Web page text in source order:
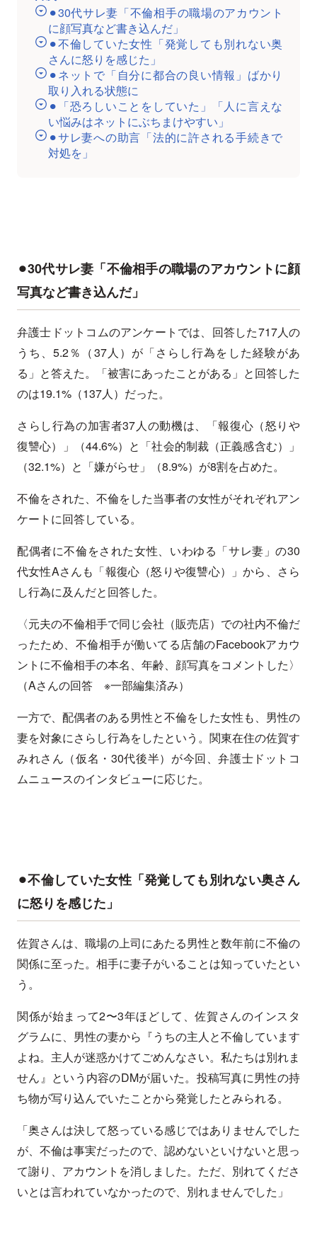
⚫︎30代サレ妻「不倫相手の職場のアカウント
に顔写真など書き込んだ」
⚫︎不倫していた女性「発覚しても別れない奥
さんに怒りを感じた」
⚫︎ネットで「自分に都合の良い情報」ばかり
取り入れる状態に
⚫︎「恐ろしいことをしていた」「人に言えな
い悩みはネットにぶちまけやすい」
⚫︎サレ妻への助言「法的に許される手続きで
対処を」
⚫︎30代サレ妻「不倫相手の職場のアカウントに顔
写真など書き込んだ」
弁護士ドットコムのアンケートでは、回答した717人の
うち、5.2％（37人）が「さらし行為をした経験があ
る」と答えた。「被害にあったことがある」と回答した
のは19.1%（137人）だった。
さらし行為の加害者37人の動機は、「報復心（怒りや
復讐心）」（44.6%）と「社会的制裁（正義感含む）」
（32.1%）と「嫌がらせ」（8.9%）が8割を占めた。
不倫をされた、不倫をした当事者の女性がそれぞれアン
ケートに回答している。
配偶者に不倫をされた女性、いわゆる「サレ妻」の30
代女性Aさんも「報復心（怒りや復讐心）」から、さら
し行為に及んだと回答した。
〈元夫の不倫相手で同じ会社（販売店）での社内不倫だ
ったため、不倫相手が働いてる店舗のFacebookアカウ
ントに不倫相手の本名、年齢、顔写真をコメントした〉
（Aさんの回答 ※一部編集済み）
一方で、配偶者のある男性と不倫をした女性も、男性の
妻を対象にさらし行為をしたという。関東在住の佐賀す
みれさん（仮名・30代後半）が今回、弁護士ドットコ
ムニュースのインタビューに応じた。
⚫︎不倫していた女性「発覚しても別れない奥さん
に怒りを感じた」
佐賀さんは、職場の上司にあたる男性と数年前に不倫の
関係に至った。相手に妻子がいることは知っていたとい
う。
関係が始まって2〜3年ほどして、佐賀さんのインスタ
グラムに、男性の妻から『うちの主人と不倫しています
よね。主人が迷惑かけてごめんなさい。私たちは別れま
せん』という内容のDMが届いた。投稿写真に男性の持
ち物が写り込んでいたことから発覚したとみられる。
「奥さんは決して怒っている感じではありませんでした
が、不倫は事実だったので、認めないといけないと思っ
て謝り、アカウントを消しました。ただ、別れてくださ
いとは言われていなかったので、別れませんでした」